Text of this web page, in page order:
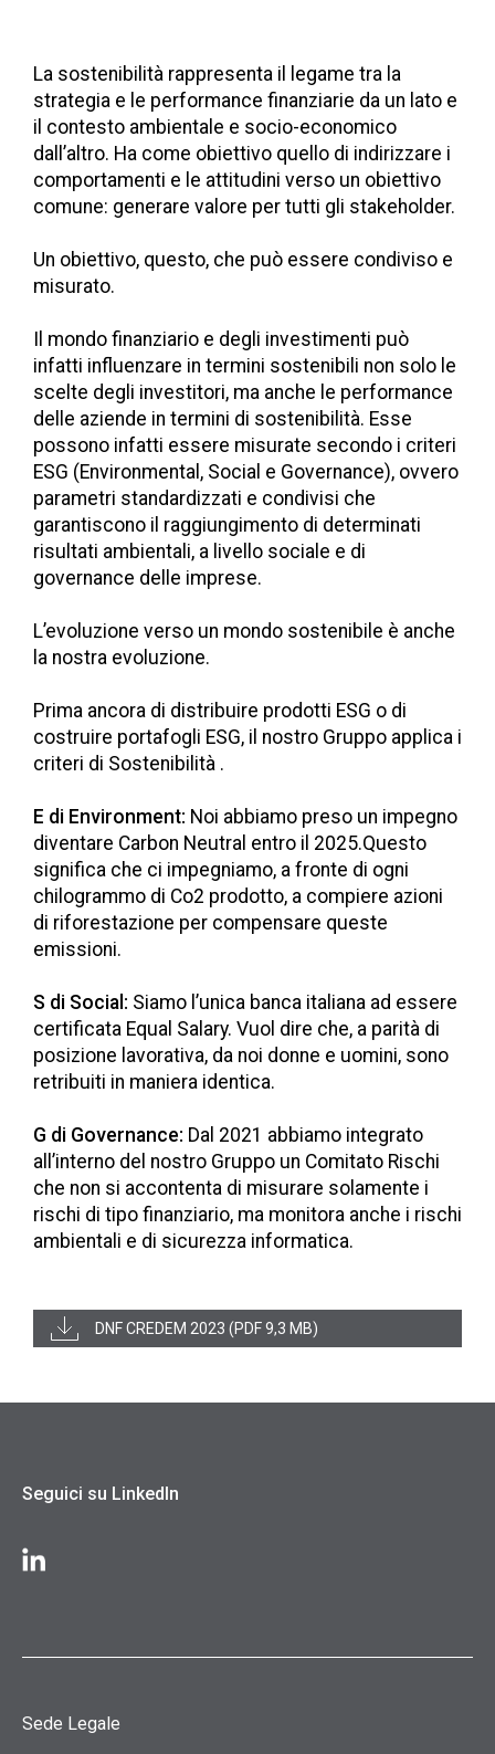
La sostenibilità rappresenta il legame tra la
strategia e le performance finanziarie da un lato e
il contesto ambientale e socio-economico
dall’altro. Ha come obiettivo quello di indirizzare i
comportamenti e le attitudini verso un obiettivo
comune: generare valore per tutti gli stakeholder.
Un obiettivo, questo, che può essere condiviso e
misurato.
Il mondo finanziario e degli investimenti può
infatti influenzare in termini sostenibili non solo le
scelte degli investitori, ma anche le performance
delle aziende in termini di sostenibilità. Esse
possono infatti essere misurate secondo i criteri
ESG (Environmental, Social e Governance), ovvero
parametri standardizzati e condivisi che
garantiscono il raggiungimento di determinati
risultati ambientali, a livello sociale e di
governance delle imprese.
L’evoluzione verso un mondo sostenibile è anche
la nostra evoluzione.
Prima ancora di distribuire prodotti ESG o di
costruire portafogli ESG, il nostro Gruppo applica i
criteri di Sostenibilità .
E di Environment: Noi abbiamo preso un impegno
diventare Carbon Neutral entro il 2025.Questo
significa che ci impegniamo, a fronte di ogni
chilogrammo di Co2 prodotto, a compiere azioni
di riforestazione per compensare queste
emissioni.
S di Social: Siamo l’unica banca italiana ad essere
certificata Equal Salary. Vuol dire che, a parità di
posizione lavorativa, da noi donne e uomini, sono
retribuiti in maniera identica.
G di Governance: Dal 2021 abbiamo integrato
all’interno del nostro Gruppo un Comitato Rischi
che non si accontenta di misurare solamente i
rischi di tipo finanziario, ma monitora anche i rischi
ambientali e di sicurezza informatica.
DNF CREDEM 2023 (PDF 9,3 MB)
Seguici su LinkedIn
Sede Legale